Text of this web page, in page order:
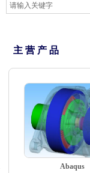
主 营 产 品
Abaqus